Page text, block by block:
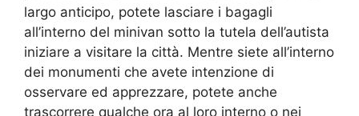
largo anticipo, potete lasciare i bagagli
all’interno del minivan sotto la tutela dell’autista
iniziare a visitare la città. Mentre siete all’interno
dei monumenti che avete intenzione di
osservare ed apprezzare, potete anche
trascorrere qualche ora al loro interno o nei